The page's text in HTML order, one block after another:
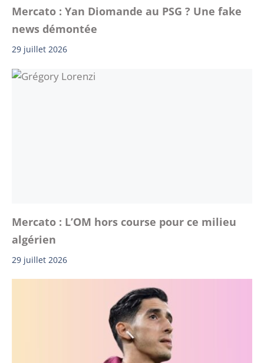
Mercato : Yan Diomande au PSG ? Une fake
news démontée
29 juillet 2026
Mercato : L’OM hors course pour ce milieu
algérien
29 juillet 2026